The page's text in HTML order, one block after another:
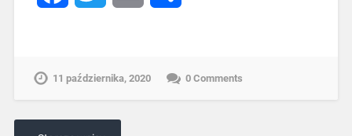
11 października, 2020 0 Comments